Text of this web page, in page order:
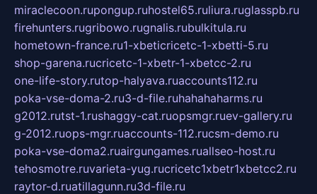
miraclecoon.rupongup.ruhostel65.ruliura.ruglasspb.ru
firehunters.rugribowo.rugnalis.rubulkitula.ru
hometown-france.ru1-xbeticricetc-1-xbetti-5.ru
shop-garena.rucricetc-1-xbetr-1-xbetcc-2.ru
one-life-story.rutop-halyava.ruaccounts112.ru
poka-vse-doma-2.ru3-d-file.ruhahahaharms.ru
g2012.rutst-1.rushaggy-cat.ruopsmgr.ruev-gallery.ru
g-2012.ruops-mgr.ruaccounts-112.rucsm-demo.ru
poka-vse-doma2.ruairgungames.ruallseo-host.ru
tehosmotre.ruvarieta-yug.rucricetc1xbetr1xbetcc2.ru
raytor-d.ruatillagunn.ru3d-file.ru